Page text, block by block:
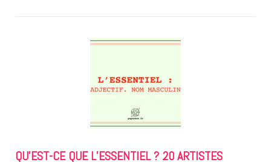
QU’EST-CE QUE L’ESSENTIEL ? 20 ARTISTES